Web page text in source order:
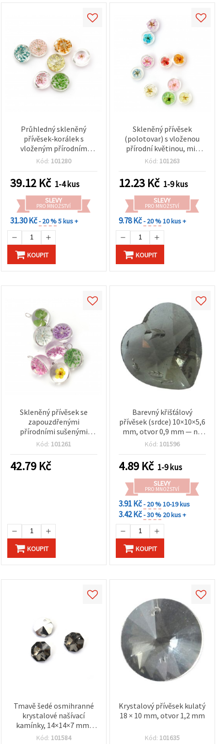
Průhledný skleněný
přívěsek‑korálek s
vloženým přírodním
květem, mix barev, 20 × 16
Kód: 101280
39.12 Kč 1-4 kus
SLEVY
PRO MNOŽSTVÍ
31.30 Kč- 20 %5 kus +
KOUPIT
Skleněný přívěsek
(polotovar) s vloženou
přírodní květinou, mix
barev, 12×11 mm – na
Kód: 101263
12.23 Kč 1-9 kus
SLEVY
PRO MNOŽSTVÍ
9.78 Kč- 20 %10 kus +
KOUPIT
Skleněný přívěsek se
zapouzdřenými
přírodními sušenými
květinami, mix barev, 28 ×
Kód: 101261
42.79 Kč
KOUPIT
Barevný křišťálový
přívěsek (srdce) 10×10×5,6
mm, otvor 0,9 mm — na
výrobu šperků
Kód: 101596
4.89 Kč 1-9 kus
SLEVY
PRO MNOŽSTVÍ
3.91 Kč- 20 %10-19 kus
3.42 Kč- 30 % 20 kus +
KOUPIT
Tmavě šedé osmihranné
krystalové našívací
kamínky, 14×14×7 mm,
otvor 1,5 mm – 4 ks
Kód: 101584
Krystalový přívěsek kulatý
18 × 10 mm, otvor 1,2 mm
Kód: 101635